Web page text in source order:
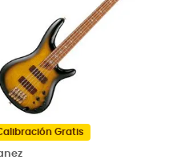
Gratis